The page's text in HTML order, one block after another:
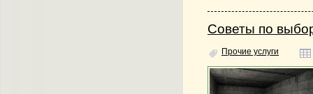
Советы по
Прочие услуги